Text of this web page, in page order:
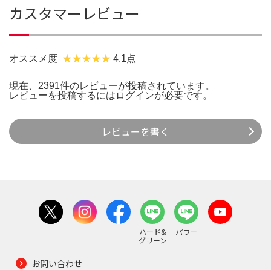
カスタマーレビュー
オススメ度 4.1点
現在、2391件のレビューが投稿されています。
レビューを投稿するには ログインが必要です。
レビューを書く
ハード&
グリーン
パワー
お問い合わせ